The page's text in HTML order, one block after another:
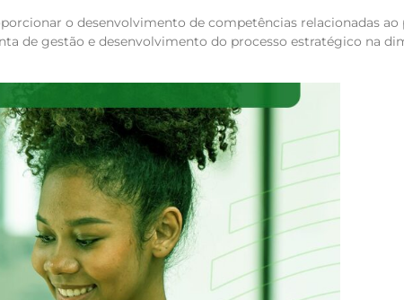
o desenvolvimento de competências relacionadas ao
de gestão e desenvolvimento do processo estratégico na